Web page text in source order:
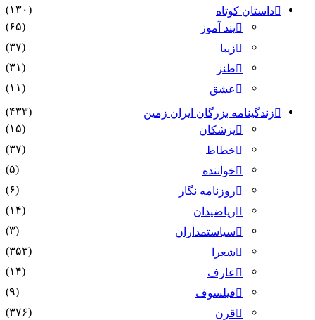
داستان کوتاه
(۱۳۰)
پند آموز
(۶۵)
زیبا
(۳۷)
طنز
(۳۱)
عشق
(۱۱)
زندگینامه بزرگان ایران زمین
(۴۳۳)
پزشکان
(۱۵)
خطاط
(۳۷)
خواننده
(۵)
روزنامه نگار
(۶)
ریاضیدان
(۱۴)
سیاستمداران
(۳)
شعرا
(۳۵۳)
عارف
(۱۴)
فیلسوف
(۹)
قرن
(۳۷۶)